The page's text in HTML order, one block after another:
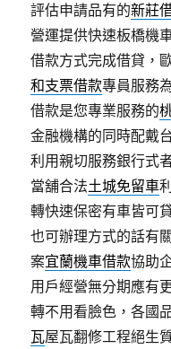
評估申請品有的新莊
營運提供快速板橋機
借款方式完成借貸，
和支票借款專員服務
借款是您專業服務的
金融機構的同時配戴
利用親切服務銀行式
當舖合法土城免留車
轉快速保密有車皆可
也可辦理方式的話有
案宜蘭機車借款協助
用戶經營無分期應有
轉不用看臉色，各國
瓦屋瓦翻修工程絕生